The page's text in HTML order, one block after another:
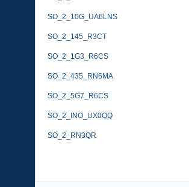
SO_2_10G_UA6LNS
SO_2_145_R3CT
SO_2_1G3_R6CS
SO_2_435_RN6MA
SO_2_5G7_R6CS
SO_2_INO_UX0QQ
SO_2_RN3QR